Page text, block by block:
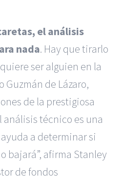
el análisis
nada. Hay que tirarlo
ser alguien en la
Guzmán de Lázaro,
de la prestigiosa
análisis técnico es una
a determinar si
bajará”, afirma Stanley
de fondos